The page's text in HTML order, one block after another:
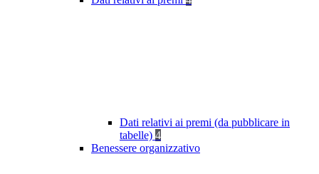
Dati relativi ai premi (da pubblicare in
tabelle) 4
Benessere organizzativo